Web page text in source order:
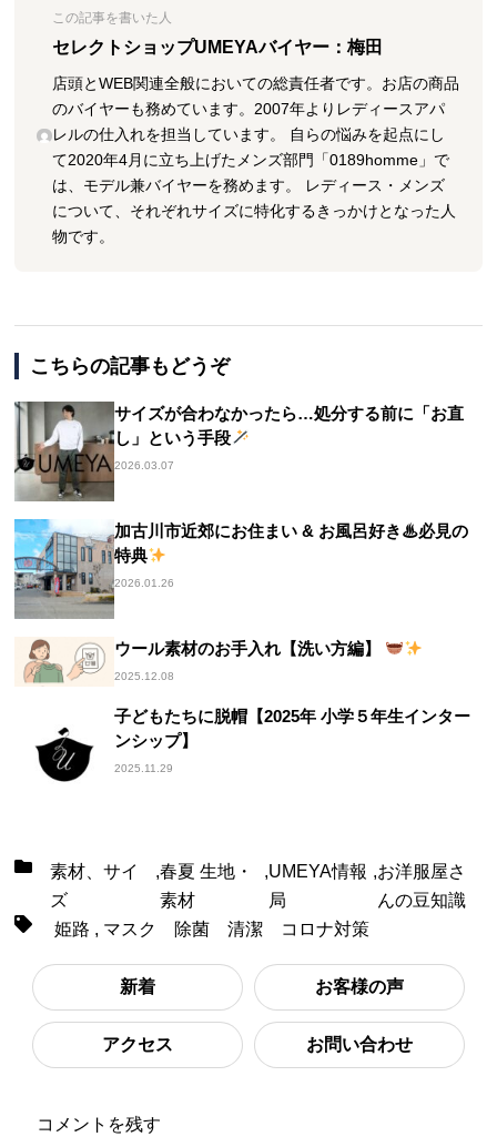
この記事を書いた人
セレクトショップUMEYAバイヤー：梅田
店頭とWEB関連全般においての総責任者です。お店の商品
のバイヤーも務めています。2007年よりレディースアパ
レルの仕入れを担当しています。 自らの悩みを起点にし
て2020年4月に立ち上げたメンズ部門「0189homme」で
は、モデル兼バイヤーを務めます。 レディース・メンズ
について、それぞれサイズに特化するきっかけとなった人
物です。
こちらの記事もどうぞ
サイズが合わなかったら…処分する前に「お直
し」という手段
2026.03.07
加古川市近郊にお住まい & お風呂好き♨必見の
特典
2026.01.26
ウール素材のお手入れ【洗い方編】
2025.12.08
子どもたちに脱帽【2025年 小学５年生インター
ンシップ】
2025.11.29
素材、サイ
ズ
,春夏 生地・
素材
,UMEYA情報
局
,お洋服屋さ
んの豆知識
姫路 , マスク 除菌 清潔 コロナ対策
新着 お客様の声
アクセス お問い合わせ
コメントを残す